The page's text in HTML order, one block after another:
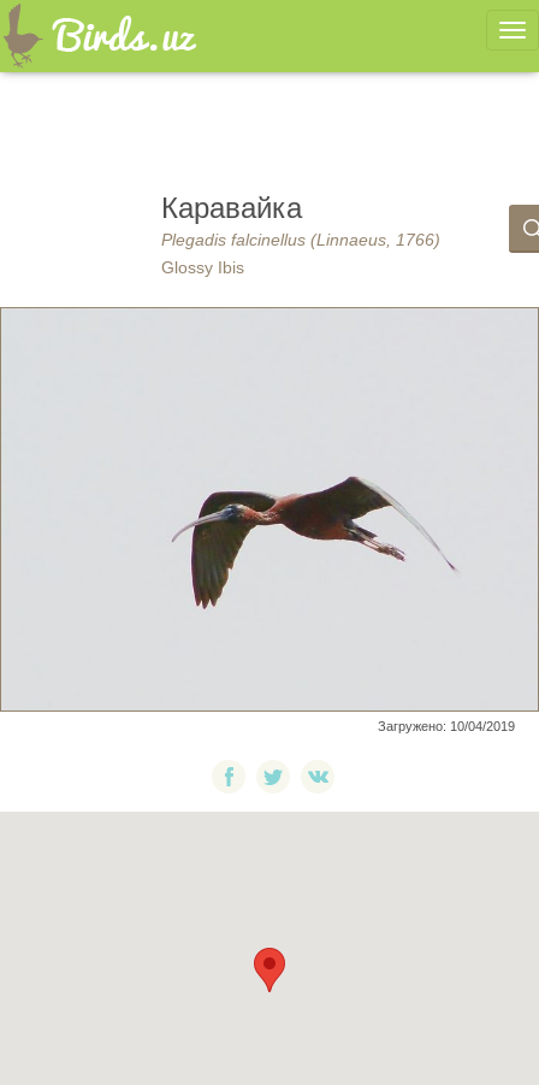
Каравайка
Plegadis falcinellus (Linnaeus, 1766)
Glossy Ibis
Загружено: 10/04/2019